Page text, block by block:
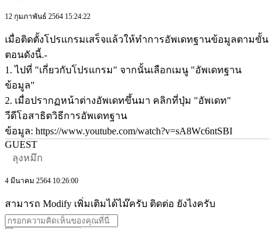
12 กุมภาพันธ์ 2564 15:24:22
เมื่อติดตั้งโปรแกรมเสร็จแล้วให้ทำการอัพเดทฐานข้อมูลตามขั้น
ตอนดังนี้.-
1. ไปที่ "เกี่ยวกับโปรแกรม" จากนั้นเลือกเมนู "อัพเดทฐาน
ข้อมูล"
2. เมื่อปรากฏหน้าต่างอัพเดทขึ้นมา คลิกที่ปุ่ม "อัพเดท"
วีดีโอสาธิตวิธีการอัพเดทฐาน
ข้อมูล: https://www.youtube.com/watch?v=sA8Wc6ntSBI
GUEST
ลุงหมึก
4 มีนาคม 2564 10:26:00
สามารถ Modify เพิ่มเติมได้ไม๊ครับ ติดต่อ ยังไงครับ